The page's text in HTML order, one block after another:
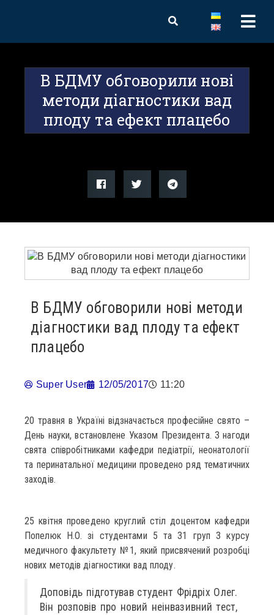
В БДМУ обговорили нові
методи діагностики вад
плоду та ефект плацебо
В БДМУ обговорили нові методи
діагностики вад плоду та ефект
плацебо
Super User 12/05/2017 11:20
20 травня в Україні відзначається професійне свято –
День науки, встановлене Указом Президента. З нагоди
свята співробітниками кафедри педіатрії, неонатології
та перинатальної медицини проведено ряд тематичних
заходів.
25 квітня проведено круглий стіл доцентом кафедри
Попелюк Н.О. зі студентами 5 та 31 груп 3 курсу
медичного факультету №1, який присвячений розробці
нових методів діагностики вад плоду.
Доповідь підготував студент Фрідріх Олег.
Він розповів про новий неінвазивний тест,